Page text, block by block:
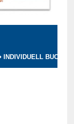
INDIVIDUELL BUCHEN